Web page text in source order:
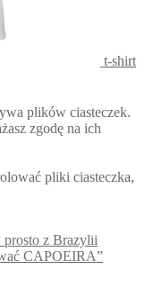
t-shirt
plików ciasteczek.
zgodę na ich
pliki ciasteczka,
prosto z Brazylii
CAPOEIRA”